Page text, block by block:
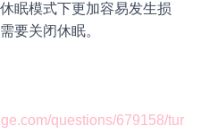
眠模式下更加容易发生损
要关闭休眠。
questions/679158/tur